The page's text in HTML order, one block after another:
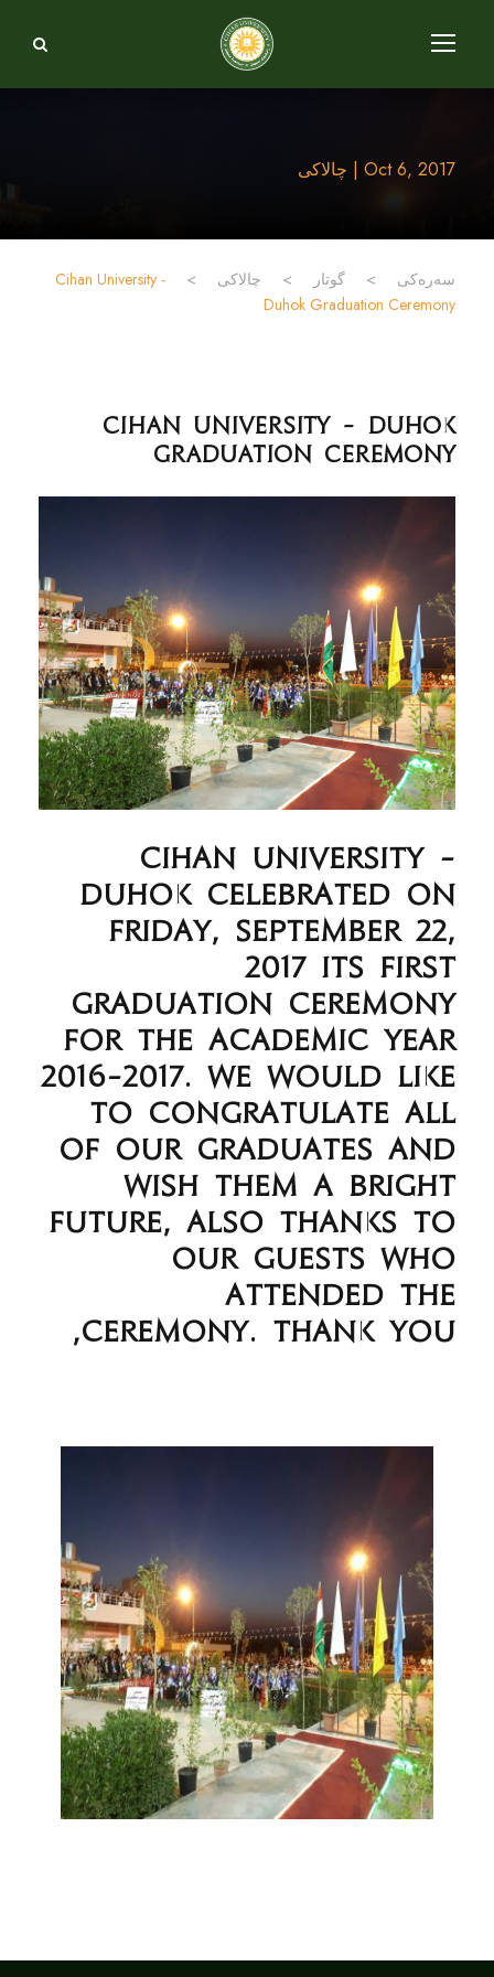
Oct 6, 2017 | چالاکی
سەرەکی > گوتار > چالاکی >
Cihan University -
Duhok Graduation Ceremony
Cihan University - Duhok
Graduation Ceremony
Cihan University -
Duhok celebrated on
Friday, September 22,
2017 its first
graduation ceremony
for the Academic year
2016-2017. We would like
to Congratulate all
of our graduates and
wish them a bright
future, also thanks to
our guests who
attended the
ceremony. Thank you,